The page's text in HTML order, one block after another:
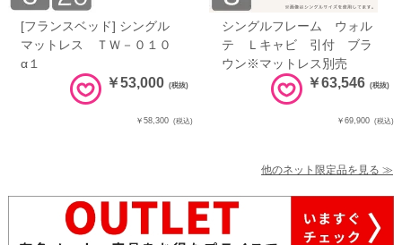
[フランスベッド] シングル
マットレス ＴＷ－０１０
α１
￥53,000 (税抜)
￥58,300 (税込)
シングルフレーム ウォル
テ Ｌキャビ 引付 ブラ
ウン※マットレス別売
￥63,546 (税抜)
￥69,900 (税込)
他のネット限定品を見る ≫